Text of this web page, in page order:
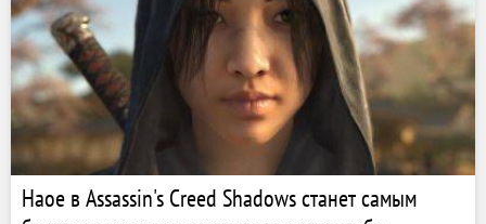
Наое в Assassin's Creed Shadows станет самым